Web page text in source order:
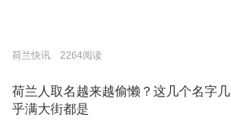
荷兰快讯 2264阅读
荷兰人取名越来越偷懒？这几个名字几
乎满大街都是